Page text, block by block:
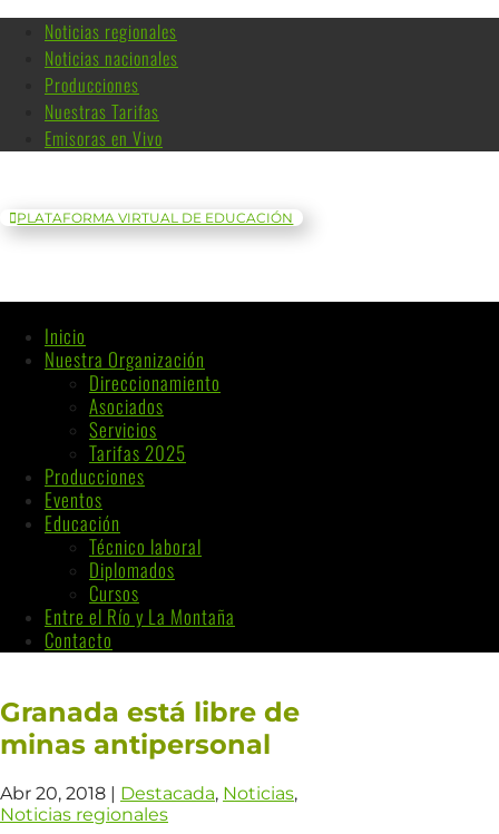
Noticias regionales
Noticias nacionales
Producciones
Nuestras Tarifas
Emisoras en Vivo
PLATAFORMA VIRTUAL DE EDUCACIÓN
Inicio
Nuestra Organización
Direccionamiento
Asociados
Servicios
Tarifas 2025
Producciones
Eventos
Educación
Técnico laboral
Diplomados
Cursos
Entre el Río y La Montaña
Contacto
Granada está libre de
minas antipersonal
Abr 20, 2018 | Destacada, Noticias,
Noticias regionales